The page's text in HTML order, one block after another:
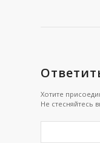
Хотите
Не стесняйтесь